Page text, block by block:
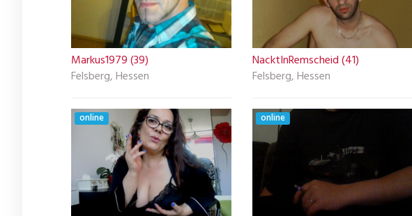
Markus1979 (39)
Felsberg, Hessen
NacktInRemscheid (41)
Felsberg, Hessen
online online